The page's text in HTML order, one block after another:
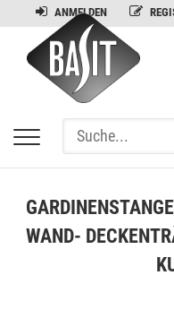
ANMELDEN
WAND-